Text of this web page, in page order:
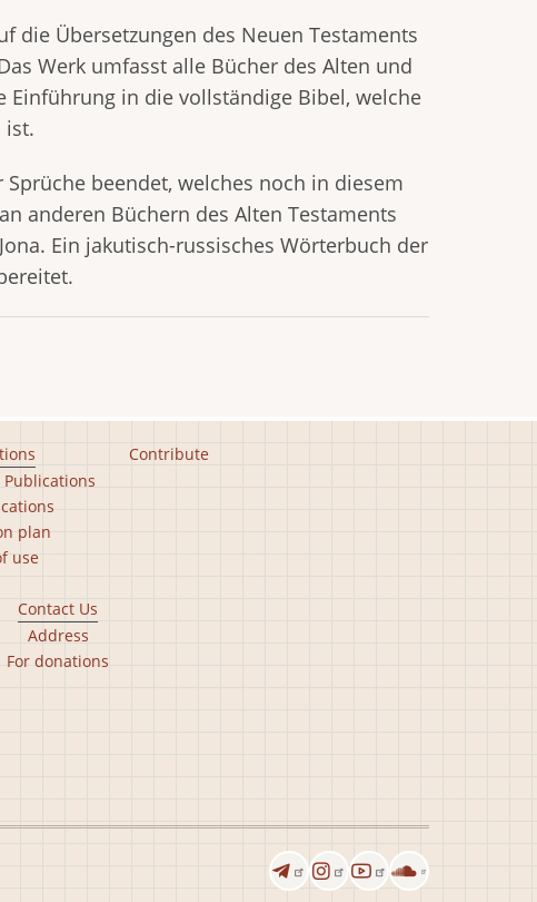
die Übersetzungen des Neuen Testaments
Werk umfasst alle Bücher des Alten und
in die vollständige Bibel, welche
ist.
beendet, welches noch in diesem
anderen Büchern des Alten Testaments
Ein jakutisch-russisches Wörterbuch der
plan
use
Contribute
Contact Us
Address
For donations